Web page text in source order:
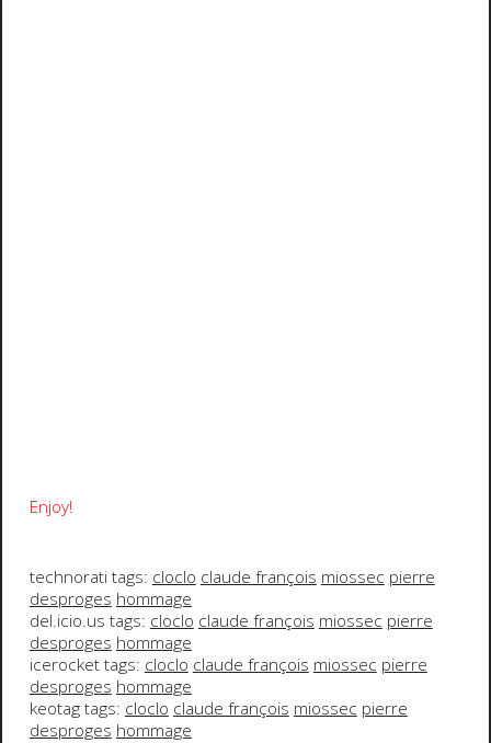
Enjoy!
technorati tags: cloclo claude françois miossec pierre
desproges hommage
del.icio.us tags: cloclo claude françois miossec pierre
desproges hommage
icerocket tags: cloclo claude françois miossec pierre
desproges hommage
keotag tags: cloclo claude françois miossec pierre
desproges hommage